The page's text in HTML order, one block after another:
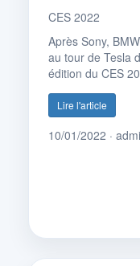
CES 2022
Après Sony,
au tour de Tesla
édition du CES
Lire l'article
10/01/2022 ·